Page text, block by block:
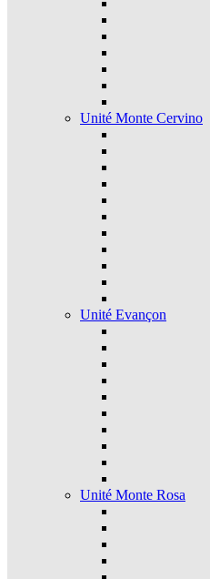
Unité Monte Cervino
Unité Evançon
Unité Monte Rosa